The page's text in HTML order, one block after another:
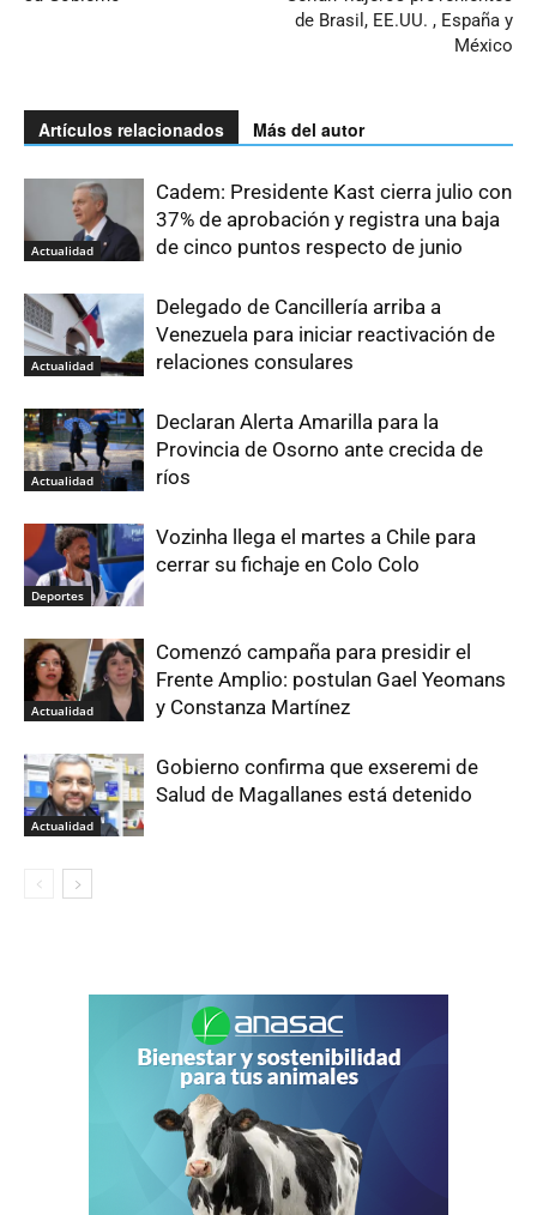
de Brasil, EE.UU. , España y
México
Artículos relacionados Más del autor
Actualidad
Cadem: Presidente Kast cierra julio con
37% de aprobación y registra una baja
de cinco puntos respecto de junio
Actualidad
Delegado de Cancillería arriba a
Venezuela para iniciar reactivación de
relaciones consulares
Actualidad
Declaran Alerta Amarilla para la
Provincia de Osorno ante crecida de
ríos
Deportes
Vozinha llega el martes a Chile para
cerrar su fichaje en Colo Colo
Actualidad
Comenzó campaña para presidir el
Frente Amplio: postulan Gael Yeomans
y Constanza Martínez
Actualidad
Gobierno confirma que exseremi de
Salud de Magallanes está detenido